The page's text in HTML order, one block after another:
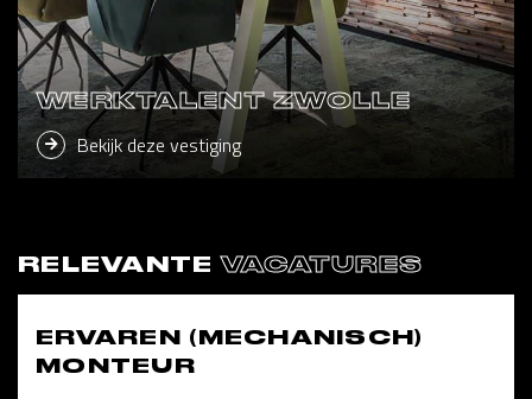
WERKTALENT ZWOLLE
Bekijk deze vestiging
RELEVANTEVACATURES
ERVAREN (MECHANISCH)
MONTEUR